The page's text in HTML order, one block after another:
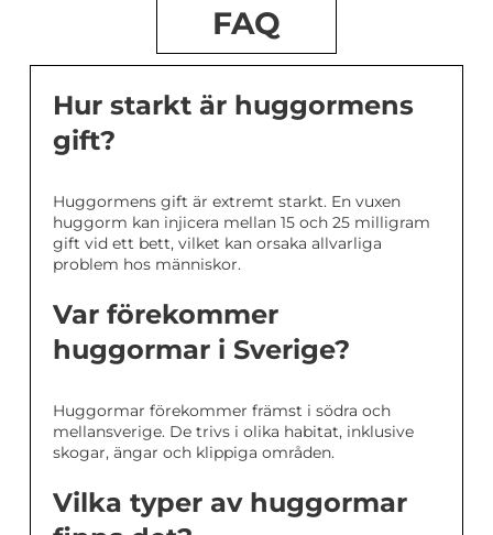
FAQ
Hur starkt är huggormens
gift?
Huggormens gift är extremt starkt. En vuxen
huggorm kan injicera mellan 15 och 25 milligram
gift vid ett bett, vilket kan orsaka allvarliga
problem hos människor.
Var förekommer
huggormar i Sverige?
Huggormar förekommer främst i södra och
mellansverige. De trivs i olika habitat, inklusive
skogar, ängar och klippiga områden.
Vilka typer av huggormar